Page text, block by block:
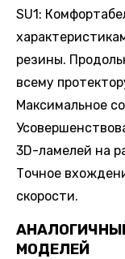
SU1:
резины.
всему
Максимальное
3D-ламелей на
Точное
скорости.
МОДЕЛЕЙ